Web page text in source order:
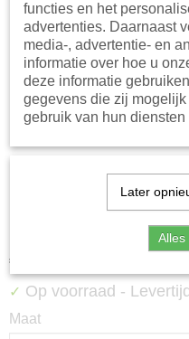
Koko noko
€ 22,99
✓ Op voorraad -
Maat
functies en het
advertenties. Daarnaast
media-, advertentie- en
informatie over hoe u
deze informatie
gegevens die zij
gebruik van hun
Later
Alles